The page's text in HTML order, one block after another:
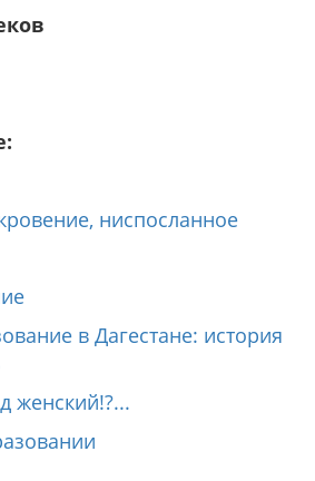
ниспосланное
в Дагестане: история
женский!?...